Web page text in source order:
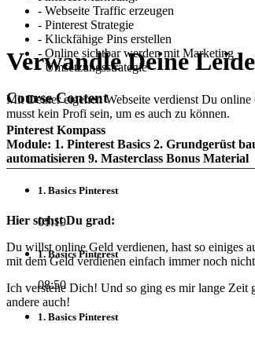
Verwandle Deine
Mit Deiner eigenen Webseite verdienst Du
musst kein Profi sein, um es auch zu können.
Hier stehst Du grad:
Du willst online Geld verdienen, hast so einiges
mit dem Geld verdienen einfach immer noch
Ich verstehe Dich! Und so ging es mir lange Zeit
andere auch!
- Webseite Traffic erzeugen
- Pinterest Strategie
- Klickfähige Pins erstellen
- Online sichtbar werden mit Marketing
- Umsetzungsstrategie
Course Content
Pinterest Kompass
Module: 1. Pinterest Basics 2. Grundgerüst
automatisieren 9. Masterclass Bonus Material
1. Basics Pinterest
01:19
1. Basics Pinterest
08:50
1. Basics Pinterest